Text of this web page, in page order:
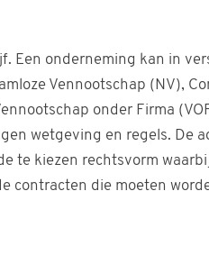
Een onderneming kan in
Vennootschap (NV),
onder Firma
wetgeving en regels. De
te kiezen rechtsvorm
contracten die moeten